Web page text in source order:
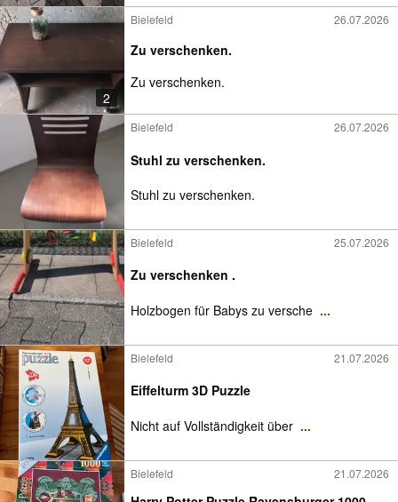
2
Bielefeld 26.07.2026
Zu verschenken.
Zu verschenken.
Bielefeld 26.07.2026
Stuhl zu verschenken.
Stuhl zu verschenken.
Bielefeld 25.07.2026
Zu verschenken .
Holzbogen für Babys zu versche ...
Bielefeld 21.07.2026
Eiffelturm 3D Puzzle
Nicht auf Vollständigkeit über ...
Bielefeld 21.07.2026